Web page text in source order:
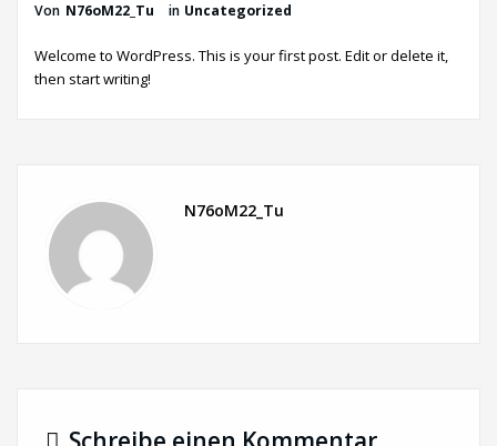
Von N76oM22_Tu in Uncategorized
Welcome to WordPress. This is your first post. Edit or delete it,
then start writing!
N76oM22_Tu